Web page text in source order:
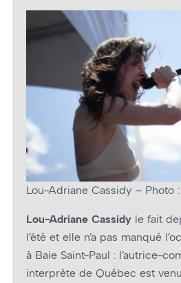
Lou-Adriane Cassidy – Photo
Lou-Adriane Cassidy le fait
l’été et elle n’a pas manqué
à Baie Saint-Paul : l’autrice-
interprète de Québec est